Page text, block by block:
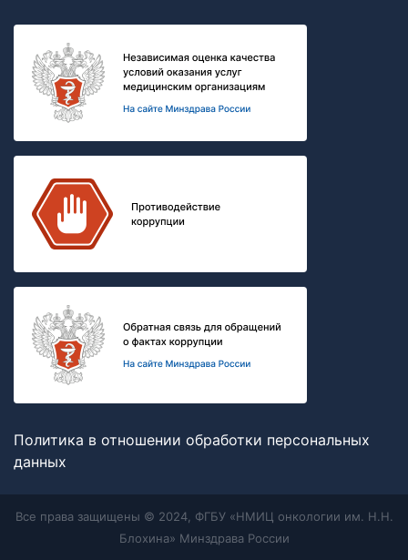
Политика в отношении обработки персональных
данных
Все права защищены © 2024, ФГБУ «НМИЦ онкологии им. Н.Н.
Блохина» Минздрава России